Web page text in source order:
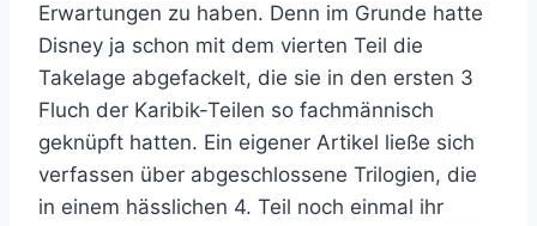
Erwartungen zu haben. Denn im Grunde hatte
Disney ja schon mit dem vierten Teil die
Takelage abgefackelt, die sie in den ersten 3
Fluch der Karibik-Teilen so fachmännisch
geknüpft hatten. Ein eigener Artikel ließe sich
verfassen über abgeschlossene Trilogien, die
in einem hässlichen 4. Teil noch einmal ihr